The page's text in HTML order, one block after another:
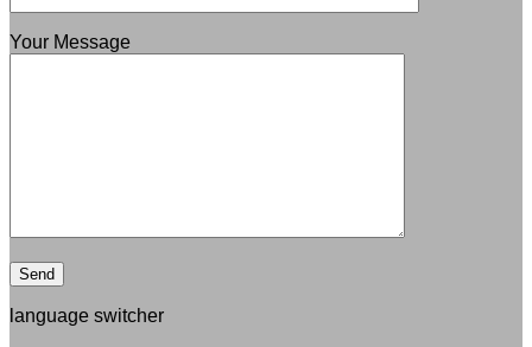
Your Message
language switcher